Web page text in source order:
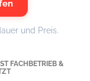
und Preis.
FACHBETRIEB &